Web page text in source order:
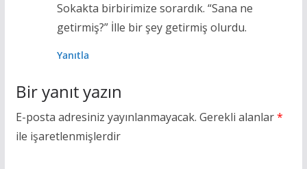
Sokakta birbirimize sorardık. “Sana ne
getirmiş?” İlle bir şey getirmiş olurdu.
Yanıtla
Bir yanıt yazın
E-posta adresiniz yayınlanmayacak. Gerekli alanlar*
ile işaretlenmişlerdir